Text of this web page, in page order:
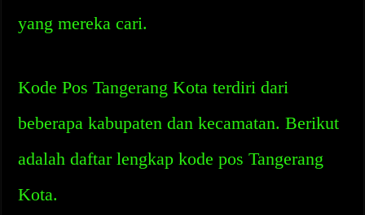
yang mereka cari.
Kode Pos Tangerang Kota terdiri dari
beberapa kabupaten dan kecamatan. Berikut
adalah daftar lengkap kode pos Tangerang
Kota.